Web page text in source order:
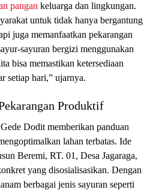
pangan keluarga dan lingkungan.
untuk tidak hanya bergantung
juga memanfaatkan pekarangan
sayuran bergizi menggunakan
bisa memastikan ketersediaan
setiap hari,” ujarnya.
Produktif
Dodit memberikan panduan
lahan terbatas. Ide
Beremi, RT. 01, Desa Jagaraga,
yang disosialisasikan. Dengan
berbagai jenis sayuran seperti